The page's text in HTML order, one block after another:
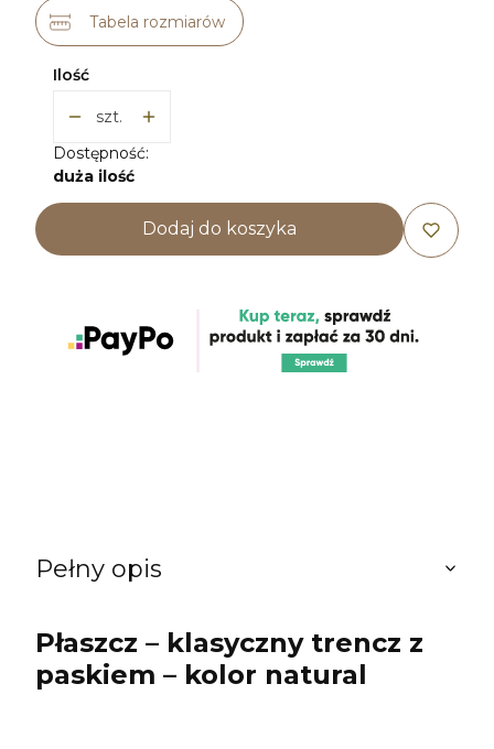
Tabela rozmiarów
Ilość
szt.
Dostępność:
duża ilość
Dodaj do koszyka
Pełny opis
Płaszcz – klasyczny trencz z
paskiem – kolor natural